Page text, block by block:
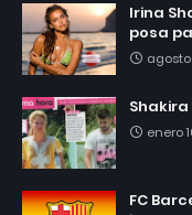
Irina
posa
agosto
Shakira
enero
FC